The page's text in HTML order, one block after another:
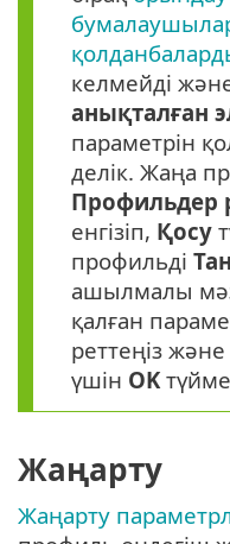
келмейді
анықталған
параметрін
делік. Жаңа
Профильдер
енгізіп, Қосу
профильді
ашылмалы
қалған
реттеңіз
үшін OK
Жаңарту
Жаңарту